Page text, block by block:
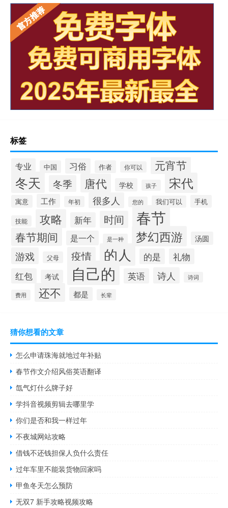
标签
专业 中国 习俗 作者 你可以 元宵节
冬天 冬季 唐代 学校 孩子 宋代
寓意 工作 年初 很多人 您的 我们可以 手机
技能 攻略 新年 时间 春节
春节期间 是一个 是一种 梦幻西游 汤圆
游戏 父母 疫情 的人 的是 礼物
红包 考试 自己的 英语 诗人 诗词
费用 还不 都是 长辈
猜你想看的文章
怎么申请珠海就地过年补贴
春节作文介绍风俗英语翻译
氙气灯什么牌子好
学抖音视频剪辑去哪里学
你们是否和我一样过年
不夜城网站攻略
借钱不还钱担保人负什么责任
过年车里不能装货物回家吗
甲鱼冬天怎么预防
无双7 新手攻略视频攻略